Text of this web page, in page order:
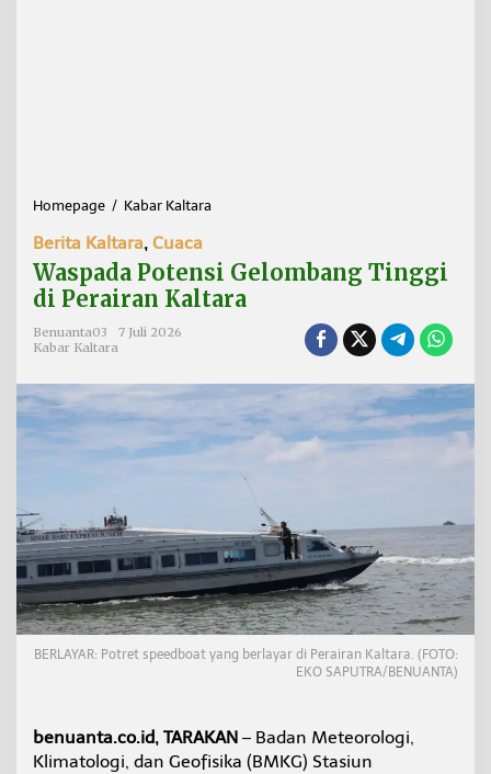
Homepage / Kabar Kaltara
p
a
d
t
e
s
o
m
b
a
n
g
T
g
i
Berita Kaltara, Cuaca
Waspada Potensi Gelombang Tinggi
di Perairan Kaltara
Benuanta03
7 Juli 2026
Kabar Kaltara
BERLAYAR: Potret speedboat yang berlayar di Perairan Kaltara. (FOTO:
EKO SAPUTRA/BENUANTA)
benuanta.co.id, TARAKAN – Badan Meteorologi,
Klimatologi, dan Geofisika (BMKG) Stasiun